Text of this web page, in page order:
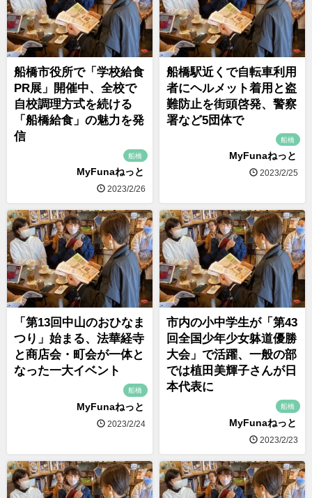
船橋市役所で「学校給食
PR展」開催中、全校で
自校調理方式を続ける
「船橋給食」の魅力を発
信
船橋
MyFunaねっと
2023/2/26
船橋駅近くで自転車利用
者にヘルメット着用と盗
難防止を街頭啓発、警察
署など5団体で
船橋
MyFunaねっと
2023/2/25
「第13回中山のおひなま
つり」始まる、法華経寺
と商店会・町会が一体と
なった一大イベント
船橋
MyFunaねっと
2023/2/24
市内の小中学生が「第43
回全国少年少女躰道優勝
大会」で活躍、一般の部
では植田美輝子さんが日
本代表に
船橋
MyFunaねっと
2023/2/23